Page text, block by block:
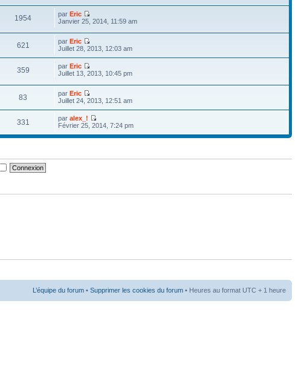
1954 parEric
Janvier 25, 2014, 11:59 am
621 parEric
Juillet 28, 2013, 12:03 am
359 parEric
Juillet 13, 2013, 10:45 pm
83 parEric
Juillet 24, 2013, 12:51 am
331 paralex_!
Février 25, 2014, 7:24 pm
L’équipe du forum • Supprimer les cookies du forum • Heures au format UTC + 1 heure